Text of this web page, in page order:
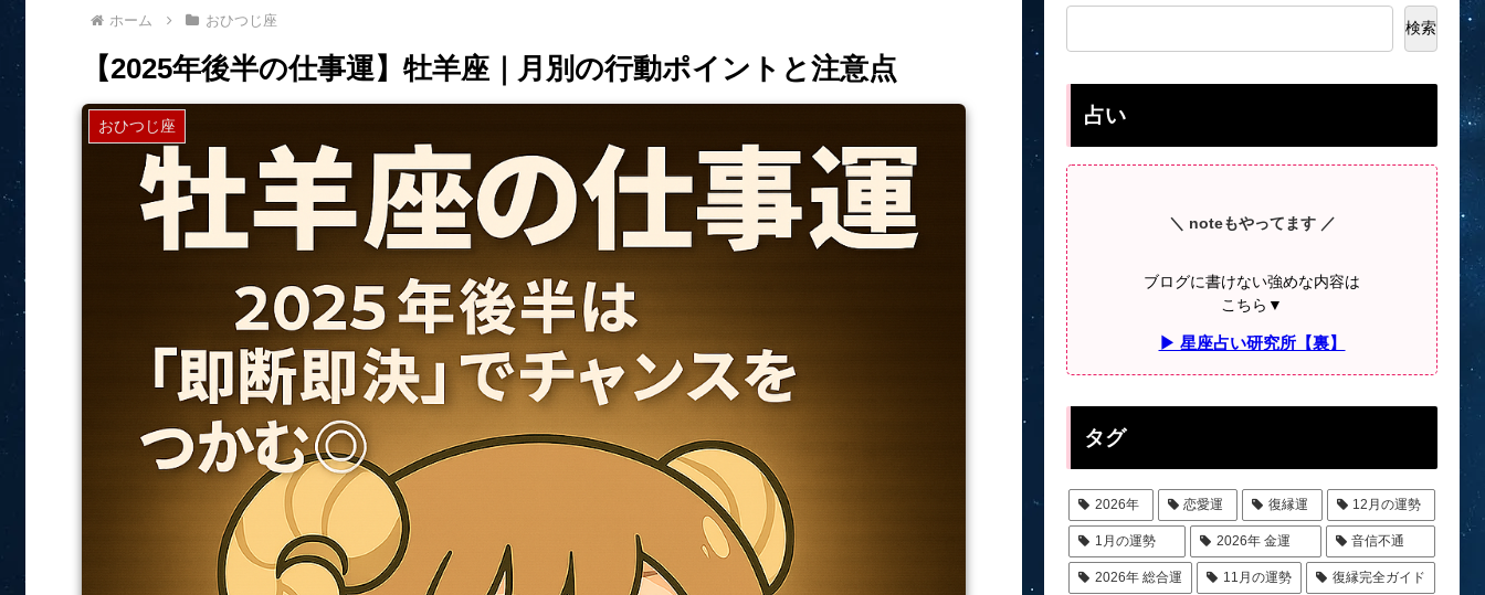
ホーム おひつじ座
【2025年後半の仕事運】牡羊座｜月別の行動ポイントと注意点
おひつじ座
検索
占い
＼ noteもやってます ／
ブログに書けない強めな内容は
こちら▼
▶ 星座占い研究所【裏】
タグ
2026年 恋愛運 復縁運 12月の運勢
1月の運勢 2026年 金運 音信不通
2026年 総合運 11月の運勢 復縁完全ガイド